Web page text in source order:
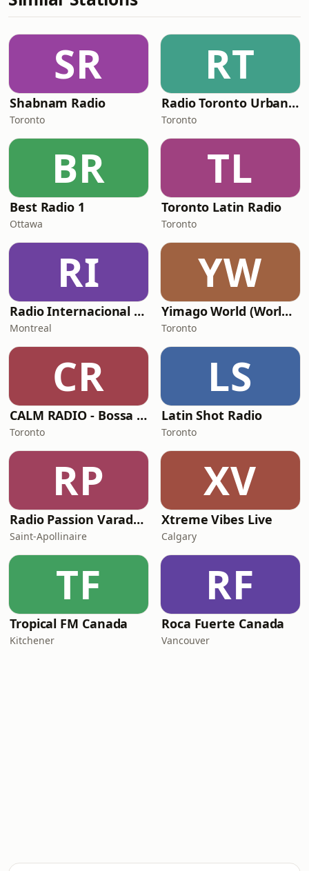
SR
Shabnam Radio
Toronto
RT
Radio Toronto Urbano Music
Toronto
BR
Best Radio 1
Ottawa
TL
Toronto Latin Radio
Toronto
RI
Radio Internacional Norte Stereo
Montreal
YW
Yimago World (World Music Radio)
Toronto
CR
CALM RADIO - Bossa Nova
Toronto
LS
Latin Shot Radio
Toronto
RP
Radio Passion Varadero
Saint-Apollinaire
XV
Xtreme Vibes Live
Calgary
TF
Tropical FM Canada
Kitchener
RF
Roca Fuerte Canada
Vancouver